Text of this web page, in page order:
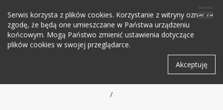
Serwis korzysta z plików cookies. Korzystanie z witryny oznacza
zgodę, że będą one umieszczane w Państwa urządzeniu
końcowym. Mogą Państwo zmienić ustawienia dotyczące
plików cookies w swojej przeglądarce.
Akceptuję
/